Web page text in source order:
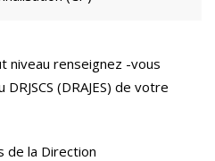
niveau renseignez -vous
(DRAJES) de votre
de la Direction